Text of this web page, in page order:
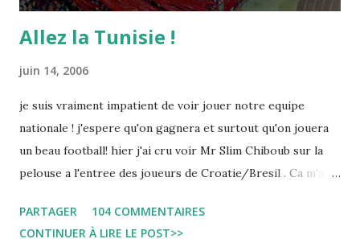
Allez la Tunisie !
juin 14, 2006
je suis vraiment impatient de voir jouer notre equipe
nationale ! j'espere qu'on gagnera et surtout qu'on jouera
un beau football! hier j'ai cru voir Mr Slim Chiboub sur la
pelouse a l'entree des joueurs de Croatie/Bresil . Ca m'a
instances internationales.( Je me demande d'ailleurs a quoi
PARTAGER
104 COMMENTAIRES
CONTINUER À LIRE LE POST>>